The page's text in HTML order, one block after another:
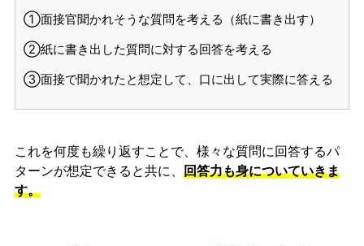
①面接官聞かれそうな質問を考える（紙に書き出す）
②紙に書き出した質問に対する回答を考える
③面接で聞かれたと想定して、口に出して実際に答える
これを何度も繰り返すことで、様々な質問に回答するパ
ターンが想定できると共に、 回答力も身についていきま
す。